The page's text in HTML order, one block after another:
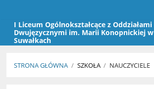
I Liceum Ogólnokształcące z Oddziałami
Dwujęzycznymi im. Marii Konopnickiej w
Suwałkach
STRONA GŁÓWNA / SZKOŁA / NAUCZYCIELE